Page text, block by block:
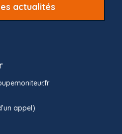
actualités
appel)